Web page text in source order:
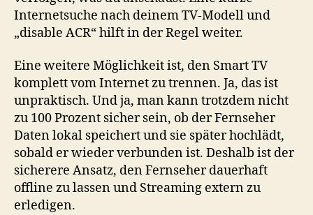
Internetsuche nach deinem TV-Modell und
„disable ACR“ hilft in der Regel weiter.
Eine weitere Möglichkeit ist, den Smart TV
komplett vom Internet zu trennen. Ja, das ist
unpraktisch. Und ja, man kann trotzdem nicht
zu 100 Prozent sicher sein, ob der Fernseher
Daten lokal speichert und sie später hochlädt,
sobald er wieder verbunden ist. Deshalb ist der
sicherere Ansatz, den Fernseher dauerhaft
offline zu lassen und Streaming extern zu
erledigen.